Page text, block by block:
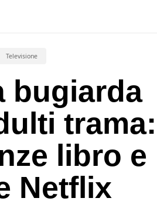
Televisione
bugiarda
trama:
libro e
Netflix